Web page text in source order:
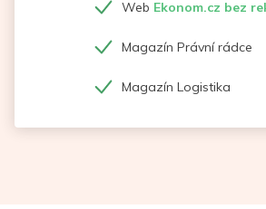
Web Ekonom.cz bez
Magazín Právní rádce
Magazín Logistika